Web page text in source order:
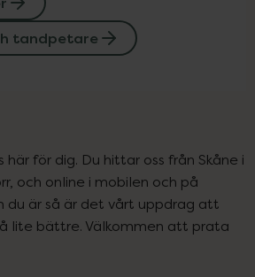
tandpetare
här för dig. Du hittar oss från Skåne i
och online i mobilen och på
du är så är det vårt uppdrag att
lite bättre. Välkommen att prata